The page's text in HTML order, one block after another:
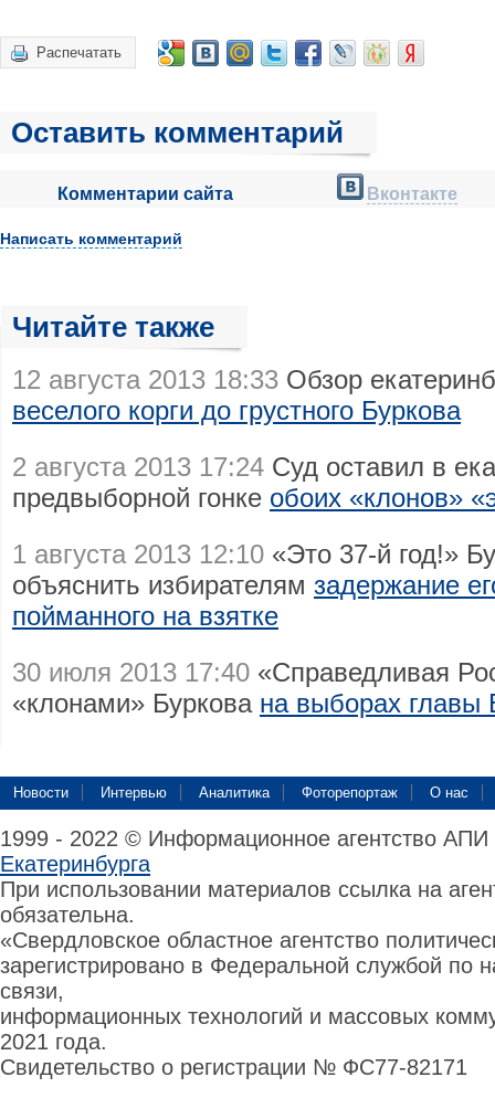
Распечатать
Оставить комментарий
Комментарии сайта Вконтакте
Написать комментарий
Читайте также
12 августа 2013 18:33 Обзор
веселого корги до грустного Буркова
2 августа 2013 17:24 Суд оставил в
предвыборной гонке обоих «клонов»
1 августа 2013 12:10 «Это 37-й год!»
объяснить избирателям задержание
пойманного на взятке
30 июля 2013 17:40 «Справедливая
«клонами» Буркова на выборах главы
Новости Интервью Аналитика Фоторепортаж О нас
1999 - 2022 © Информационное агентство
Екатеринбурга
При использовании материалов ссылка на
обязательна.
«Свердловское областное агентство
зарегистрировано в Федеральной службой по
связи,
информационных технологий и массовых
2021 года.
Свидетельство о регистрации № ФС77-82171